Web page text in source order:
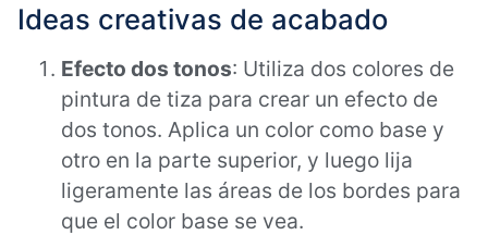
Ideas creativas de acabado
Efecto dos tonos: Utiliza dos colores de
pintura de tiza para crear un efecto de
dos tonos. Aplica un color como base y
otro en la parte superior, y luego lija
ligeramente las áreas de los bordes para
que el color base se vea.